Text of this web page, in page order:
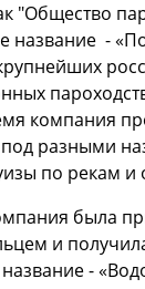
"Общество
название -
компания
под разными
по рекам
была
и
-